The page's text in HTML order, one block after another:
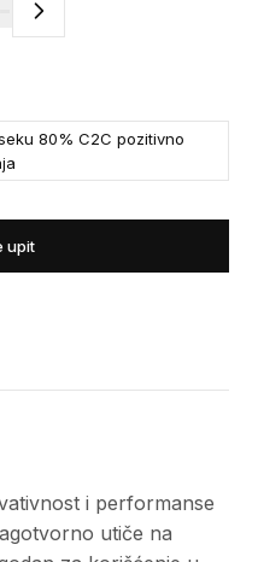
80% C2C pozitivno
upit
i performanse
utiče na